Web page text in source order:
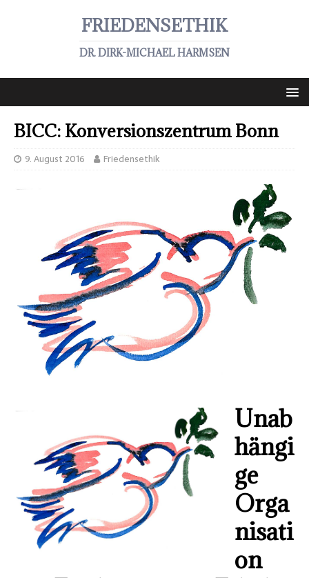
FRIEDENSETHIK
DR. DIRK-MICHAEL HARMSEN
BICC: Konversionszentrum Bonn
9. August 2016 Friedensethik
Unab
hängi
ge
Orga
nisati
on